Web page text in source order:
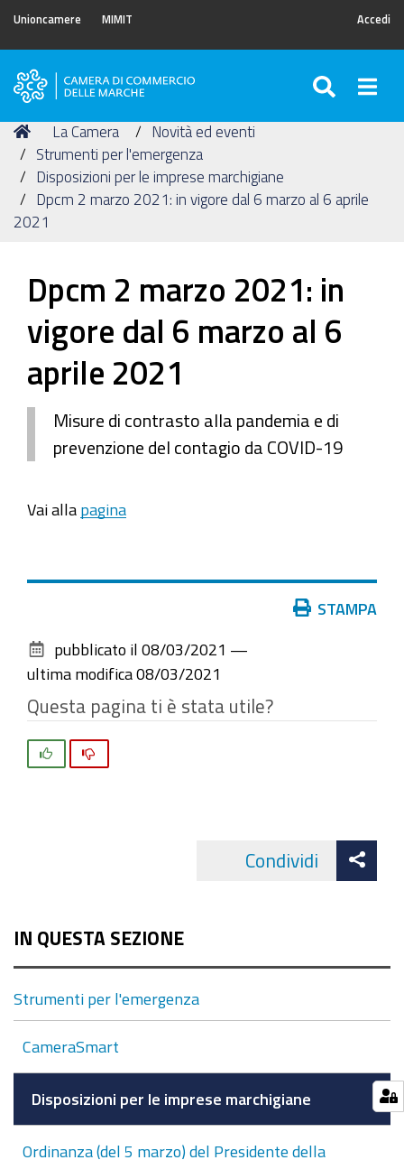
Unioncamere MIMIT Accedi
Camera
Commercio
delle
Marche
Tu
sei
qui:
Home
La Camera
Novità ed eventi
Strumenti per l'emergenza
Disposizioni per le imprese marchigiane
Dpcm 2 marzo 2021: in vigore dal 6 marzo al 6 aprile
2021
Dpcm 2 marzo 2021: in
vigore dal 6 marzo al 6
aprile 2021
Misure di contrasto alla pandemia e di
prevenzione del contagio da COVID-19
Vai alla pagina
documento
STAMPA
pubblicato il 08/03/2021 —
ultima modifica 08/03/2021
Questa pagina ti è stata utile?
Condividi
IN QUESTA SEZIONE
Strumenti per l'emergenza
CameraSmart
Disposizioni per le imprese marchigiane
Ordinanza (del 5 marzo) del Presidente della